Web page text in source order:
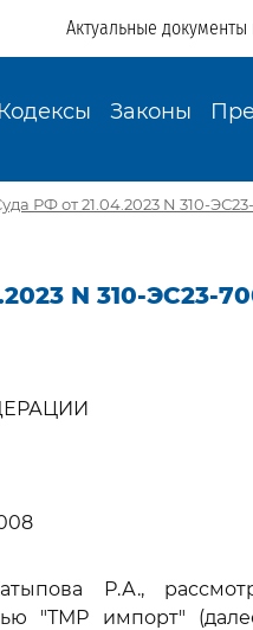
Актуальные
Кодексы Законы
РФ от 21.04.2023 N 310-ЭС23-
N 310-ЭС23-
Р.А.,
"ТМР импорт"